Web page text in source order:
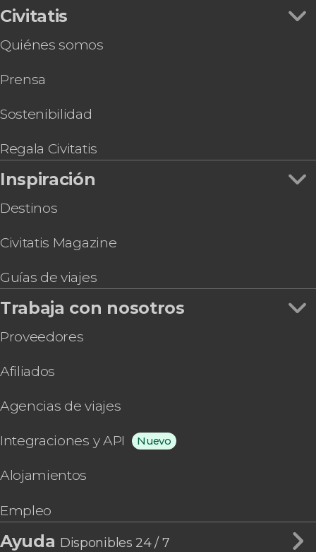
Civitatis
Quiénes somos
Prensa
Sostenibilidad
Regala Civitatis
Inspiración
Destinos
Civitatis Magazine
Guías de viajes
Trabaja con nosotros
Proveedores
Afiliados
Agencias de viajes
Integraciones y API Nuevo
Alojamientos
Empleo
Ayuda Disponibles 24 / 7